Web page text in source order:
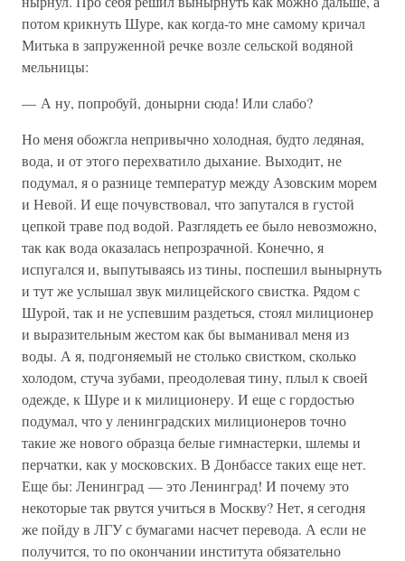
потом крикнуть Шуре, как когда-то мне самому кричал
Митька в запруженной речке возле сельской водяной
мельницы:
— А ну, попробуй, донырни сюда! Или слабо?
Но меня обожгла непривычно холодная, будто ледяная,
вода, и от этого перехватило дыхание. Выходит, не
подумал, я о разнице температур между Азовским морем
и Невой. И еще почувствовал, что запутался в густой
цепкой траве под водой. Разглядеть ее было невозможно,
так как вода оказалась непрозрачной. Конечно, я
испугался и, выпутываясь из тины, поспешил вынырнуть
и тут же услышал звук милицейского свистка. Рядом с
Шурой, так и не успевшим раздеться, стоял милиционер
и выразительным жестом как бы выманивал меня из
воды. А я, подгоняемый не столько свистком, сколько
холодом, стуча зубами, преодолевая тину, плыл к своей
одежде, к Шуре и к милиционеру. И еще с гордостью
подумал, что у ленинградских милиционеров точно
такие же нового образца белые гимнастерки, шлемы и
перчатки, как у московских. В Донбассе таких еще нет.
Еще бы: Ленинград — это Ленинград! И почему это
некоторые так рвутся учиться в Москву? Нет, я сегодня
же пойду в ЛГУ с бумагами насчет перевода. А если не
получится, то по окончании института обязательно